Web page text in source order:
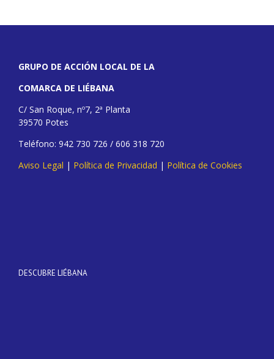
GRUPO DE ACCIÓN LOCAL DE LA
COMARCA DE LIÉBANA
C/ San Roque, nº7, 2ª Planta
39570 Potes
Teléfono: 942 730 726 / 606 318 720
Aviso Legal | Política de Privacidad | Política de Cookies
DESCUBRE LIÉBANA